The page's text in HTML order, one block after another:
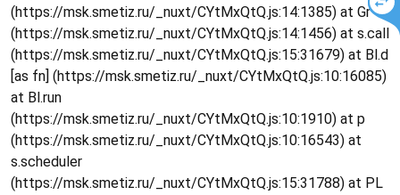
(https://msk.smetiz.ru/_nuxt/CYtMxQtQ.js:14:1385) at Gr
(https://msk.smetiz.ru/_nuxt/CYtMxQtQ.js:14:1456) at s.call
(https://msk.smetiz.ru/_nuxt/CYtMxQtQ.js:15:31679) at Bl.d
[as fn] (https://msk.smetiz.ru/_nuxt/CYtMxQtQ.js:10:16085)
at Bl.run
(https://msk.smetiz.ru/_nuxt/CYtMxQtQ.js:10:1910) at p
(https://msk.smetiz.ru/_nuxt/CYtMxQtQ.js:10:16543) at
s.scheduler
(https://msk.smetiz.ru/_nuxt/CYtMxQtQ.js:15:31788) at PL